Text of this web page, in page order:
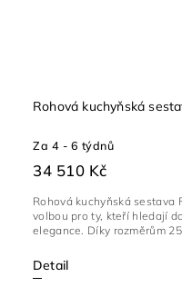
Rohová kuchyňská
Za 4 - 6 týdnů
34 510 Kč
Detail
Rohová kuchyňská sestava
volbou pro ty, kteří hledají
elegance. Díky rozměrům